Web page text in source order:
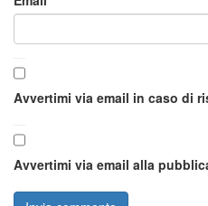
Avvertimi via email in caso di
Avvertimi via email alla